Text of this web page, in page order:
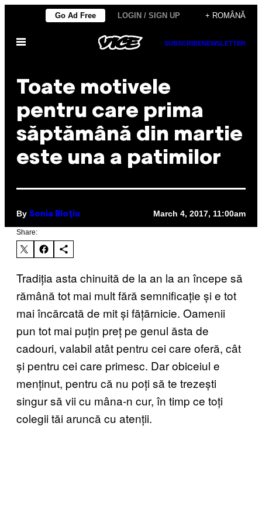
content
Go Ad Free LOGIN / SIGN UP + ROMÂNĂ
Open
SUBSCRIBENEWSLETTER
Toate motivele
pentru care prima
săptămână din martie
este una a patimilor
By Sonia Bloțiu March 4, 2017, 11:00am
Share:
Tradiția asta chinuită de la an la an începe să
rămână tot mai mult fără semnificație și e tot
mai încărcată de mit și fățărnicie. Oamenii
pun tot mai puțin preț pe genul ăsta de
cadouri, valabil atât pentru cei care oferă, cât
și pentru cei care primesc. Dar obiceiul e
menținut, pentru că nu poți să te trezești
singur să vii cu mâna-n cur, în timp ce toți
colegii tăi aruncă cu atenții.